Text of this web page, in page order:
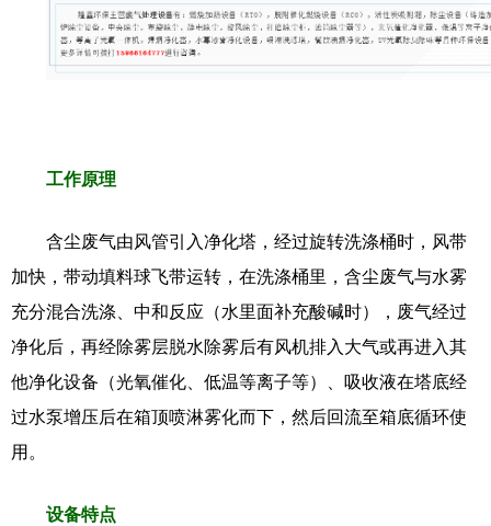
工作原理
含尘废气由风管引入净化塔，经过旋转洗涤桶时，风带
加快，带动填料球飞带运转，在洗涤桶里，含尘废气与水雾
充分混合洗涤、中和反应（水里面补充酸碱时），废气经过
净化后，再经除雾层脱水除雾后有风机排入大气或再进入其
他净化设备（光氧催化、低温等离子等）、吸收液在塔底经
过水泵增压后在箱顶喷淋雾化而下，然后回流至箱底循环使
用。
设备特点